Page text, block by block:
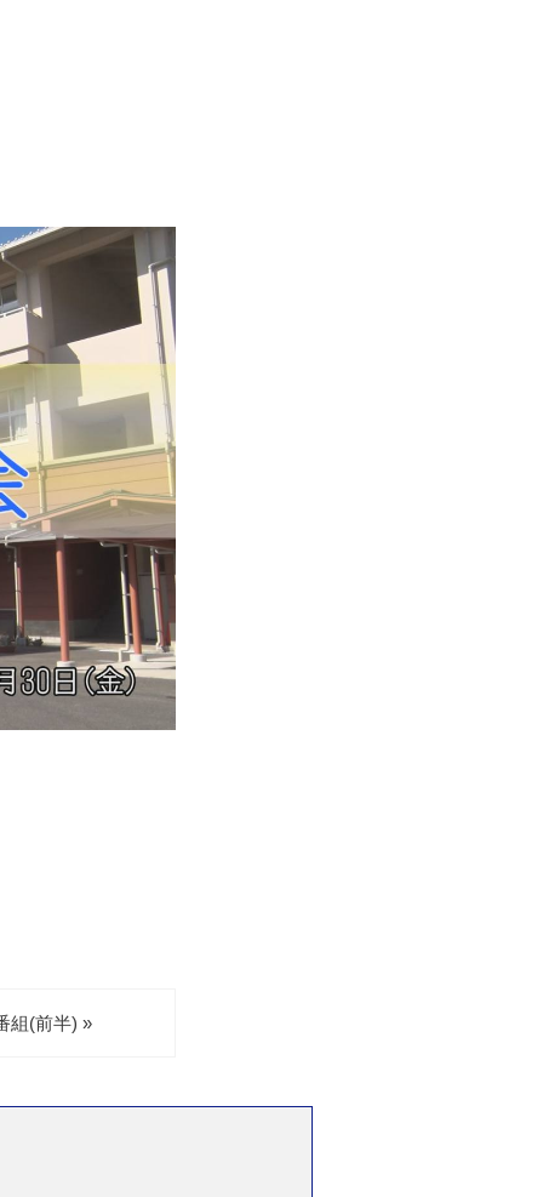
組(前半) »